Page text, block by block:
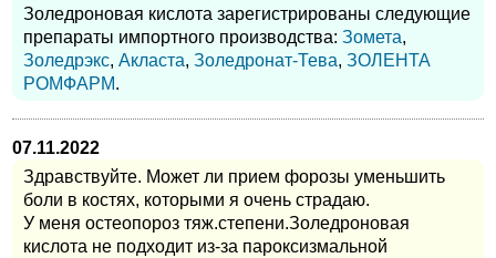
Золедроновая кислота зарегистрированы следующие
препараты импортного производства: Зомета,
Золедрэкс, Акласта, Золедронат-Тева, ЗОЛЕНТА
РОМФАРМ.
07.11.2022
Здравствуйте. Может ли прием форозы уменьшить
боли в костях, которыми я очень страдаю.
У меня остеопороз тяж.степени.Золедроновая
кислота не подходит из-за пароксизмальной